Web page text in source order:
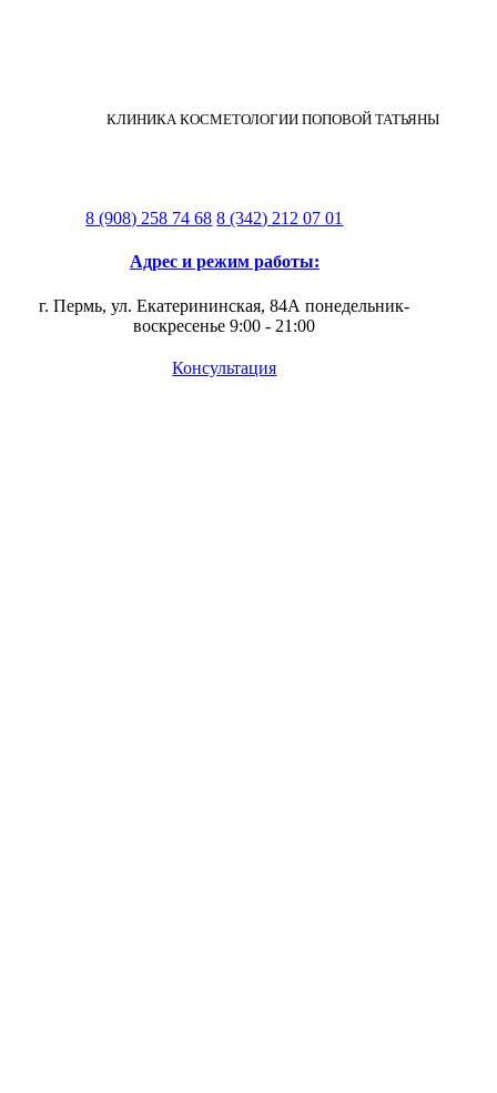
КЛИНИКА КОСМЕТОЛОГИИ ПОПОВОЙ ТАТЬЯНЫ
8 (908) 258 74 68 8 (342) 212 07 01
Адрес и режим работы:
г. Пермь, ул. Екатерининская, 84Апонедельник-
воскресенье 9:00 - 21:00
Консультация